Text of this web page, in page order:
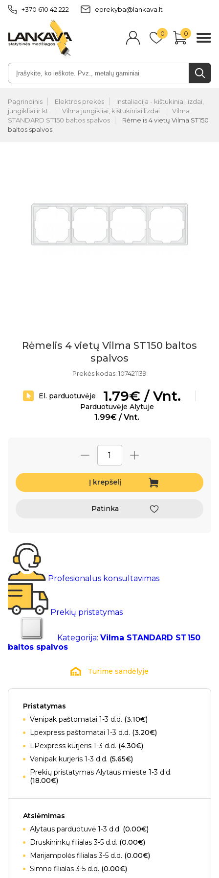
+370 610 42 222 eprekyba@lankava.lt
0 0
Pagrindinis Elektros prekės
Instaliacija - kištukiniai lizdai,
jungikliai ir kt.
Vilma jungikliai, kištukiniai lizdai
Vilma
STANDARD ST150 baltos spalvos
Rėmelis 4 vietų Vilma ST150
baltos spalvos
Rėmelis 4 vietų Vilma ST150 baltos
spalvos
Prekės kodas: 107421139
El. parduotuvėje 1.79€ / Vnt.
Parduotuvėje Alytuje
1.99€ / Vnt.
Į krepšelį
Patinka
Profesionalus konsultavimas
Prekių pristatymas
Kategorija: Vilma STANDARD ST150
baltos spalvos
Turime sandėlyje
Pristatymas
Venipak paštomatai 1-3 d.d. (3.10€)
Lpexpress paštomatai 1-3 d.d. (3.20€)
LPexpress kurjeris 1-3 d.d. (4.30€)
Venipak kurjeris 1-3 d.d. (5.65€)
Prekių pristatymas Alytaus mieste 1-3 d.d.
(18.00€)
Atsiėmimas
Alytaus parduotuvė 1-3 d.d. (0.00€)
Druskininkų filialas 3-5 d.d. (0.00€)
Marijampolės filialas 3-5 d.d. (0.00€)
Simno filialas 3-5 d.d. (0.00€)